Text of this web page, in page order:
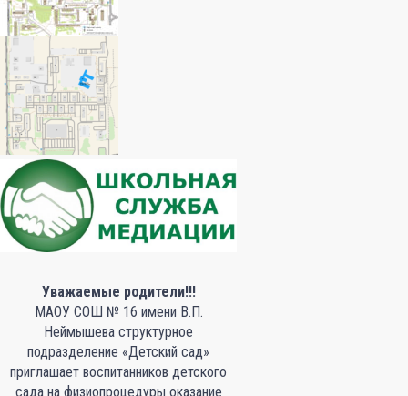
Уважаемые родители!!!
МАОУ СОШ № 16 имени В.П.
Неймышева структурное
подразделение «Детский сад»
приглашает воспитанников детского
сада на физиопроцедуры оказание